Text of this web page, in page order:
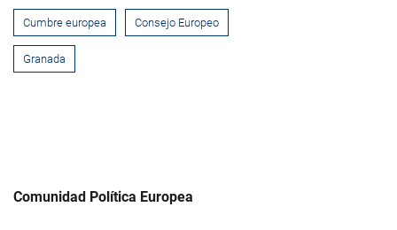
Cumbre europea Consejo Europeo
Granada
Comunidad Política Europea